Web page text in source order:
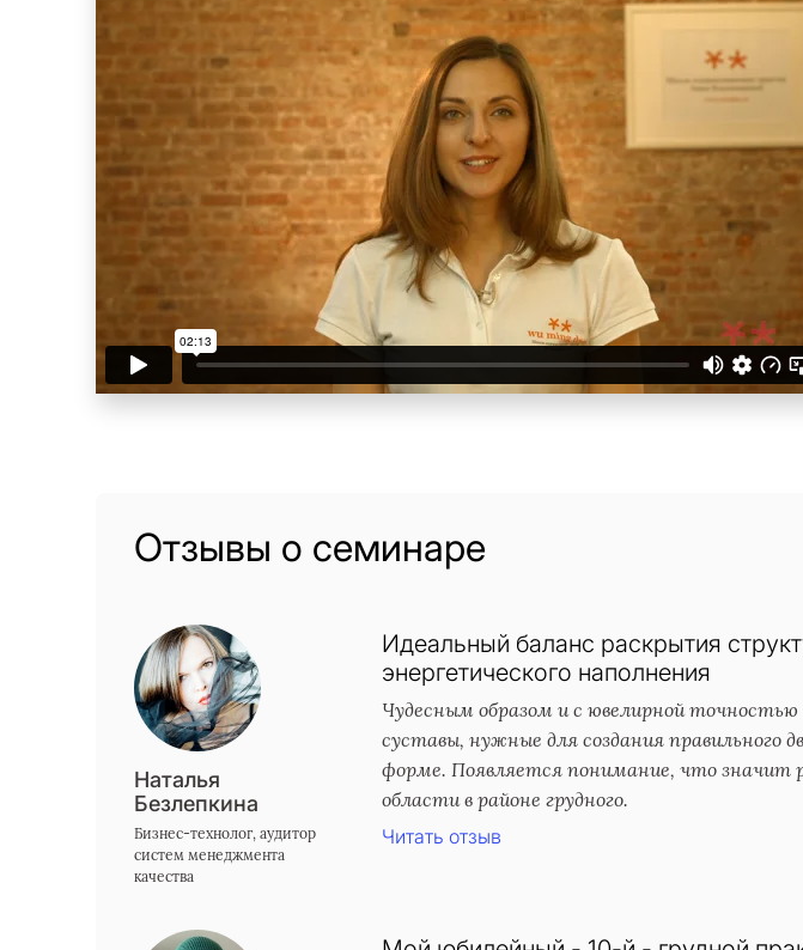
Отзывы о семинаре
Наталья
Безлепкина
Бизнес-технолог, аудитор
систем менеджмента
качества
Идеальный баланс раскрытия
энергетического наполнения
Чудесным образом и с ювелирной точностью
суставы, нужные для создания правильного
форме. Появляется понимание, что значит
области в районе грудного.
Читать отзыв